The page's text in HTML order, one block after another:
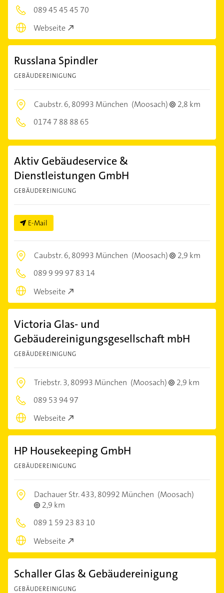
089 45 45 45 70
Webseite
Russlana Spindler
GEBÄUDEREINIGUNG
Caubstr. 6,80993 München (Moosach)
2,8 km
0174 7 88 88 65
Aktiv Gebäudeservice &
Dienstleistungen GmbH
GEBÄUDEREINIGUNG
E-Mail
Caubstr. 6,80993 München (Moosach)
2,9 km
089 9 99 97 83 14
Webseite
Victoria Glas- und
Gebäudereinigungsgesellschaft mbH
GEBÄUDEREINIGUNG
Triebstr. 3,80993 München (Moosach)
2,9 km
089 53 94 97
Webseite
HP Housekeeping GmbH
GEBÄUDEREINIGUNG
Dachauer Str. 433,80992 München (Moosach)
2,9 km
089 1 59 23 83 10
Webseite
Schaller Glas & Gebäudereinigung
GEBÄUDEREINIGUNG